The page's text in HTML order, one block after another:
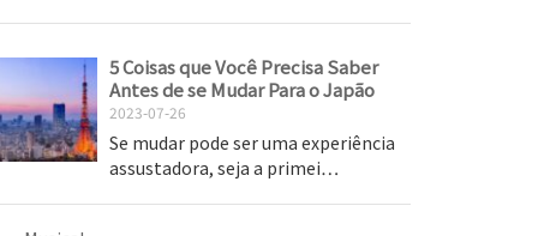
5 Coisas que Você Precisa Saber
Antes de se Mudar Para o Japão
2023-07-26
Se mudar pode ser uma experiência
assustadora, seja a primei…